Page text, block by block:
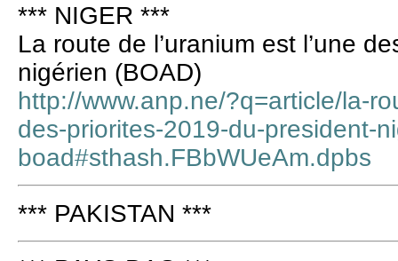
*** NIGER ***
La route de l’uranium est l’une
nigérien (BOAD)
http://www.anp.ne/?q=article/la-
des-priorites-2019-du-president-
boad#sthash.FBbWUeAm.dpbs
*** PAKISTAN ***